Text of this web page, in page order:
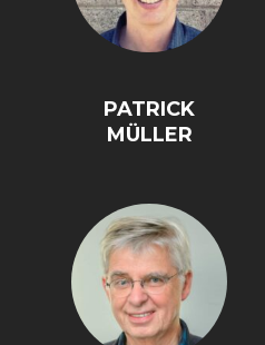
PATRICK
MÜLLER